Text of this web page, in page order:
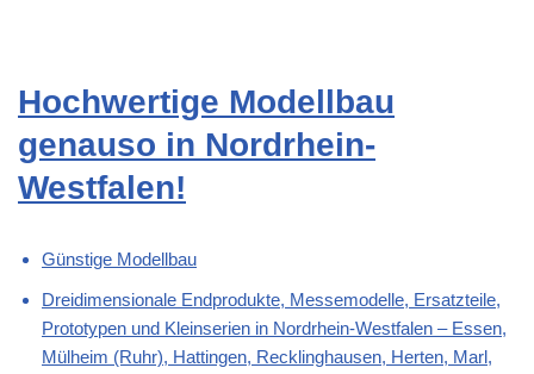
Hochwertige Modellbau
genauso in Nordrhein-
Westfalen!
Günstige Modellbau
Dreidimensionale Endprodukte, Messemodelle, Ersatzteile,
Prototypen und Kleinserien in Nordrhein-Westfalen – Essen,
Mülheim (Ruhr), Hattingen, Recklinghausen, Herten, Marl,